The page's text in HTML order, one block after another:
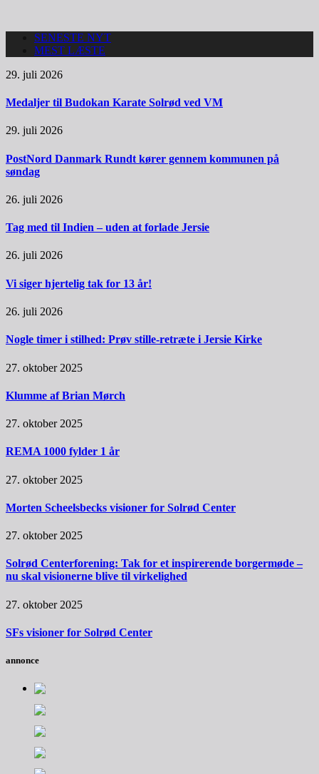
SENESTE NYT
MEST LÆSTE
29. juli 2026
Medaljer til Budokan Karate Solrød ved VM
29. juli 2026
PostNord Danmark Rundt kører gennem kommunen på
søndag
26. juli 2026
Tag med til Indien – uden at forlade Jersie
26. juli 2026
Vi siger hjertelig tak for 13 år!
26. juli 2026
Nogle timer i stilhed: Prøv stille-retræte i Jersie Kirke
27. oktober 2025
Klumme af Brian Mørch
27. oktober 2025
REMA 1000 fylder 1 år
27. oktober 2025
Morten Scheelsbecks visioner for Solrød Center
27. oktober 2025
Solrød Centerforening: Tak for et inspirerende borgermøde –
nu skal visionerne blive til virkelighed
27. oktober 2025
SFs visioner for Solrød Center
annonce